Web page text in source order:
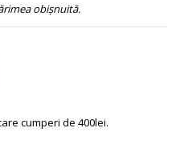
obișnuită.
cumperi de 400lei.